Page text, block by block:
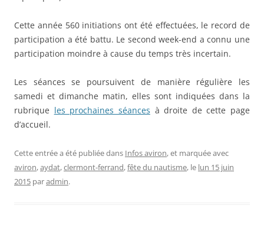
Cette année 560 initiations ont été effectuées, le record de
participation a été battu. Le second week-end a connu une
participation moindre à cause du temps très incertain.
Les séances se poursuivent de manière régulière les
samedi et dimanche matin, elles sont indiquées dans la
rubrique les prochaines séances à droite de cette page
d’accueil.
Cette entrée a été publiée dans Infos aviron, et marquée avec
aviron,aydat,clermont-ferrand,fête du nautisme, le lun 15 juin
2015 paradmin.